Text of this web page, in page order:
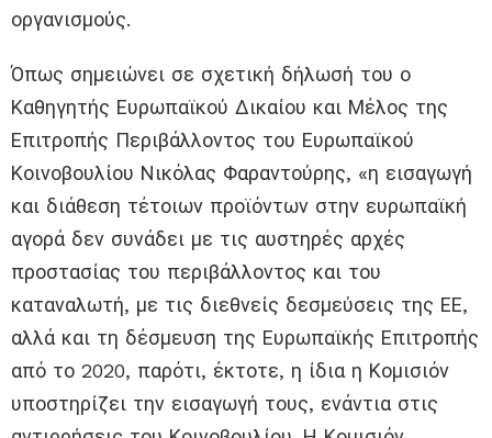
οργανισμούς.
Όπως σημειώνει σε σχετική δήλωσή του ο
Καθηγητής Ευρωπαϊκού Δικαίου και Μέλος της
Επιτροπής Περιβάλλοντος του Ευρωπαϊκού
Κοινοβουλίου Νικόλας Φαραντούρης, «η εισαγωγή
και διάθεση τέτοιων προϊόντων στην ευρωπαϊκή
αγορά δεν συνάδει με τις αυστηρές αρχές
προστασίας του περιβάλλοντος και του
καταναλωτή, με τις διεθνείς δεσμεύσεις της ΕΕ,
αλλά και τη δέσμευση της Ευρωπαϊκής Επιτροπής
από το 2020, παρότι, έκτοτε, η ίδια η Κομισιόν
υποστηρίζει την εισαγωγή τους, ενάντια στις